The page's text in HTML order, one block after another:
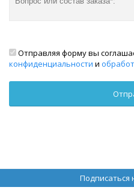
Отправляя форму вы
конфиденциальности и
Подписаться